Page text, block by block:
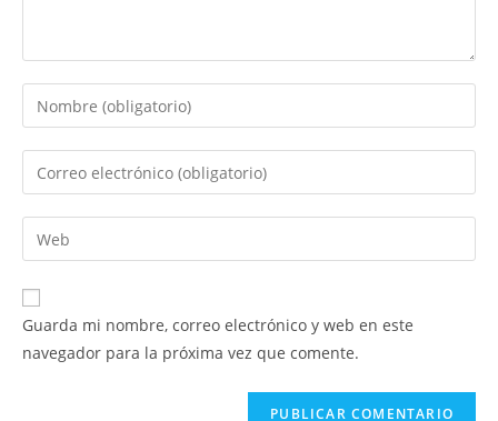
Introduce
tu
nombre
de
usuario
para
comentar
Introduce
tu
dirección
de
electrónico
para
comentar
Introduce
la
URL
de
Guarda mi nombre, correo electrónico y web en este
navegador para la próxima vez que comente.